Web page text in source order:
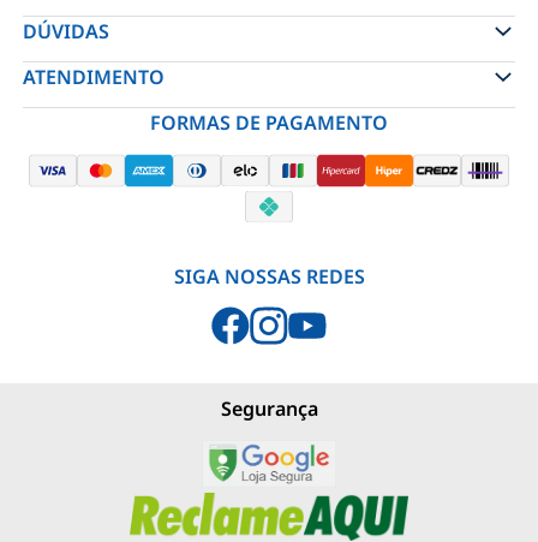
DÚVIDAS
ATENDIMENTO
FORMAS DE PAGAMENTO
SIGA NOSSAS REDES
Segurança